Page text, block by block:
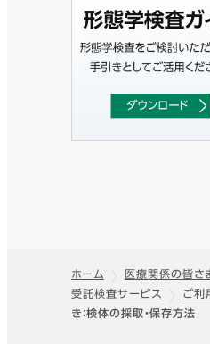
フッター
ホーム 医療関係の皆さ
受託検査サービス
ご利
き：検体の採取・保存方法